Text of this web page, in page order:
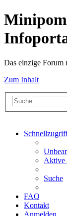
Das einzige
Zum Inhalt
Aktive
Suche
FAQ
Kontakt